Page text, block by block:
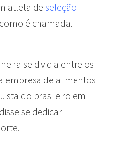
atleta de seleção
é chamada.
se dividia entre os
empresa de alimentos
do brasileiro em
se dedicar